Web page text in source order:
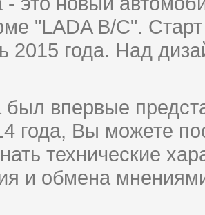
"LADA B/C".
2015 года. Над
был впервые
года, Вы можете
технические
и обмена